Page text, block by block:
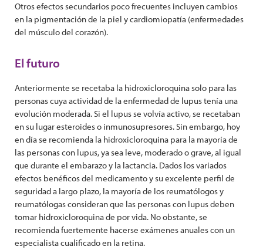
Otros efectos secundarios poco frecuentes incluyen cambios
en la pigmentación de la piel y cardiomiopatía (enfermedades
del músculo del corazón).
El futuro
Anteriormente se recetaba la hidroxicloroquina solo para las
personas cuya actividad de la enfermedad de lupus tenía una
evolución moderada. Si el lupus se volvía activo, se recetaban
en su lugar esteroides o inmunosupresores. Sin embargo, hoy
en día se recomienda la hidroxicloroquina para la mayoría de
las personas con lupus, ya sea leve, moderado o grave, al igual
que durante el embarazo y la lactancia. Dados los variados
efectos benéficos del medicamento y su excelente perfil de
seguridad a largo plazo, la mayoría de los reumatólogos y
reumatólogas consideran que las personas con lupus deben
tomar hidroxicloroquina de por vida. No obstante, se
recomienda fuertemente hacerse exámenes anuales con un
especialista cualificado en la retina.